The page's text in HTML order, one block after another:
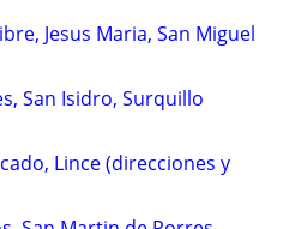
Jesus Maria, San Miguel
San Isidro, Surquillo
Lince (direcciones y